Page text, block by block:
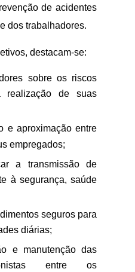
de acidentes
dos trabalhadores.
destacam-se:
sobre os riscos
realização de suas
e aproximação entre
empregados;
a transmissão de
à segurança, saúde
seguros para
diárias;
e manutenção das
entre os